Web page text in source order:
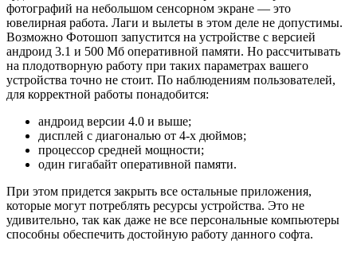
фотографий на небольшом сенсорном экране — это
ювелирная работа. Лаги и вылеты в этом деле не допустимы.
Возможно Фотошоп запустится на устройстве с версией
андроид 3.1 и 500 Мб оперативной памяти. Но рассчитывать
на плодотворную работу при таких параметрах вашего
устройства точно не стоит. По наблюдениям пользователей,
для корректной работы понадобится:
андроид версии 4.0 и выше;
дисплей с диагональю от 4-х дюймов;
процессор средней мощности;
один гигабайт оперативной памяти.
При этом придется закрыть все остальные приложения,
которые могут потреблять ресурсы устройства. Это не
удивительно, так как даже не все персональные компьютеры
способны обеспечить достойную работу данного софта.